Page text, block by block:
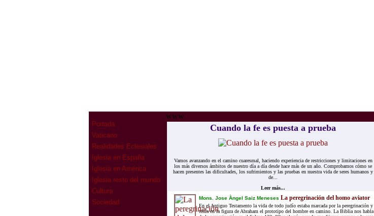
Portada
Vaticano
Realidades Eclesiales
Iglesia en España
Iglesia en América
Iglesia resto del mundo
Cultura
Sociedad
www
Cuando la fe es puesta a prueba
Vamos avanzando en el camino cuaresmal, haciendo experiencia de restricciones y limitaciones en
los más diversos ámbitos de nuestro día a día desde hace más de un año. Comprobamos cómo se
hacen presentes las dificultades, los sufrimientos y las pruebas en nuestra vida de seres humanos y
de...
Leer más...
Mons. Jose Àngel Saiz Meneses La peregrinación del homo aviator
En el Antiguo Testamento la vida de todo judío estaba marcada por la peregrinación y
tenía en la figura de Abraham el prototipo del hombre en camino. La Biblia nos habla